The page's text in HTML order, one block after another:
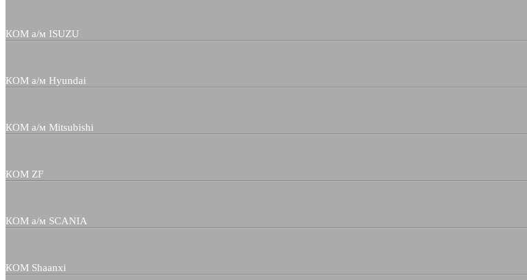
КОМ а/м ISUZU
КОМ а/м Hyundai
КОМ а/м Mitsubishi
КОМ ZF
КОМ а/м SCANIA
КОМ Shaanxi